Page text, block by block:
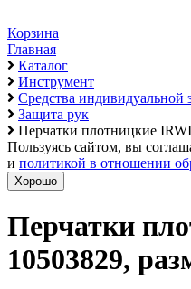
Корзина
Главная
Каталог
Инструмент
Средства индивидуальной
Защита рук
Перчатки плотницкие
Пользуясь сайтом, вы
и политикой в отношении
Хорошо
Перчатки
10503829,